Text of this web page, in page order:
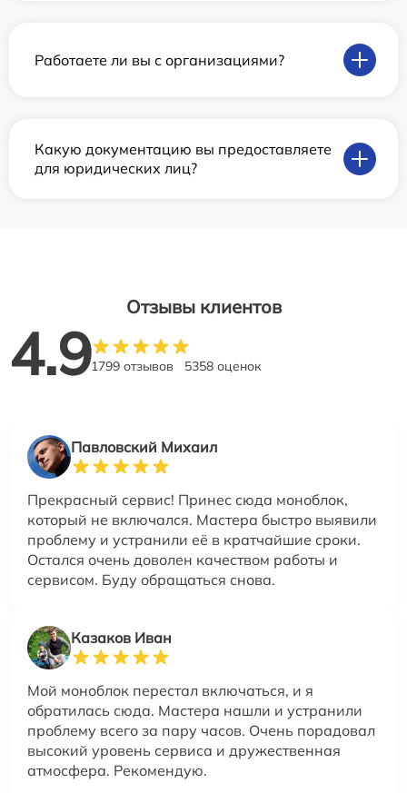
Работаете ли вы с организациями?
Какую документацию вы предоставляете
для юридических лиц?
Отзывы клиентов
4.91799 отзывов 5358 оценок
Павловский Михаил
Прекрасный сервис! Принес сюда моноблок,
который не включался. Мастера быстро выявили
проблему и устранили её в кратчайшие сроки.
Остался очень доволен качеством работы и
сервисом. Буду обращаться снова.
Казаков Иван
Мой моноблок перестал включаться, и я
обратилась сюда. Мастера нашли и устранили
проблему всего за пару часов. Очень порадовал
высокий уровень сервиса и дружественная
атмосфера. Рекомендую.